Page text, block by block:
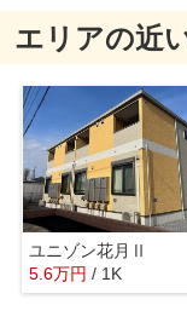
エリアの近
ユニゾン花月Ⅱ
5.6万円 / 1K